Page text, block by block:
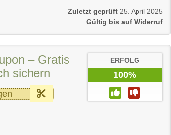
Zuletzt geprüft 25. April 2025
Gültig bis auf Widerruf
– Gratis
sichern
ERFOLG
100%